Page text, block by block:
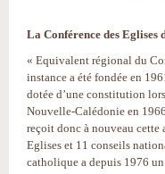
La Conférence des Eglises
« Equivalent régional du
instance a été fondée en
dotée d’une constitution
Nouvelle-Calédonie en
reçoit donc à nouveau cette
Eglises et 11 conseils
catholique a depuis 1976